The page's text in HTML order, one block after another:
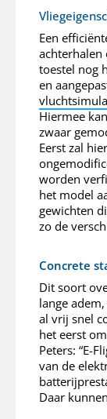
Een
achterhalen
toestel nog
en
Hiermee
zwaar
Eerst zal
worden
het model
gewichten
zo de
Concrete
Dit soort
lange
al vrij snel
het eerst
Peters: “E-
van de
Daar